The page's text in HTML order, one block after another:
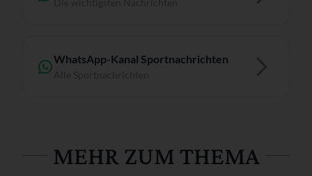
WhatsApp-Kanal Sportnachrichten
MEHR ZUM THEMA